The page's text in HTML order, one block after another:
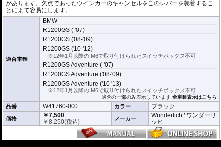
があります。欠点であったウインカーのキャンセルをこのレバーを装着するこ
とによて容易にします。
適合車種
BMW
R1200GS (-'07)
R1200GS ('08-'09)
R1200GS ('10-'12)
※12年1月以降の M6で取り付けられたスイッチボックス不可
R1200GS Adventure (-'07)
R1200GS Adventure ('08-'09)
R1200GS Adventure ('10-'13)
※12年1月以降の M6で取り付けられたスイッチボックス不可
適合の一部のみ表示しています全車種表示はこちら
品番 W41760-000 カラー ブラック
価格
￥7,500
￥8,250(税込) メーカー
Wunderlich / ワンダーリ
ッヒ